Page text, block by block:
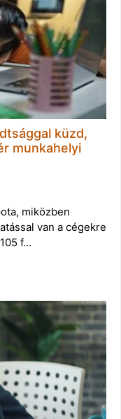
küzd,
munkahelyi
miközben
van a cégekre
f…